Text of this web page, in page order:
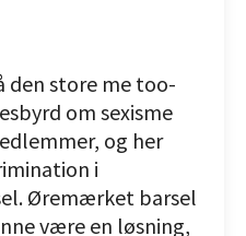
den store me too-
om sexisme
og her
i
Øremærket barsel
være en løsning,